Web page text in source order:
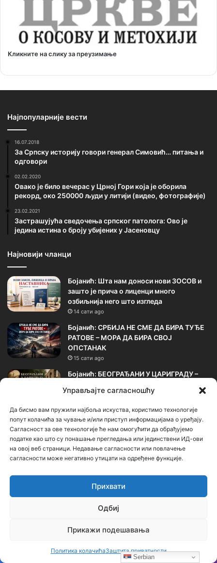
Управљајте сагласношћу
Да бисмо вам пружили најбоља искуства, користимо технологије
попут колачића за чување и/или приступ информацијама о уређају.
Сагласност за ове технологије ће нам омогућити да обрађујемо
податке као што су понашање прегледања или јединствени ИД-ови
на овој веб страници. Недавање сагласности или повлачење
сагласности може негативно утицати на одређене функције.
Прихвати
Одбиј
Прикажи подешавања
Политика колачићаЗаштита приватности
Кликните на слику за преузимање
Најпопуларније вести
16.07.2018
За Српску историју говори генерал Симовић… питања и
одговори
02.02.2020
Овако је било вечерас у Црној Гори која је оборила
рекорд, око 250000 људи у литији (видео, фотографије)
23.02.2021
Застрашујућа сведочења српског патолога: Ово је
једина истина о броју убијених у Јасеновцу
Најновији чланци
Бојанић: Шта нам доноси нови ЗОСОВ и
зашто је прича о лиценци много
озбиљнија него што изгледа
14 сати ago
Бојанић: СРБИЈА НЕ СМЕ ДА БИРА ТУЂЕ
РАТОВЕ – МОРА ДА БИРА СВОЈ
ОПСТАНАК
15 сати ago
Бојанић: БЕОГРАЂАНИ У ЦАРИГРАДУ –
У ИМЕНУ БЕОГРАДСКЕ ШУМЕ
Календар
август 2026.
П У С Ч П С Н
1 2
13
18 19 20 21
23
Serbian